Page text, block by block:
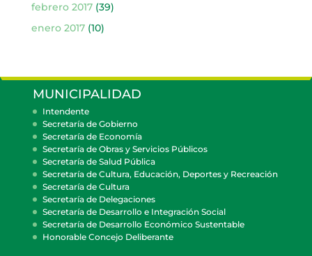
febrero 2017(39)
enero 2017(10)
MUNICIPALIDAD
Intendente
Secretaría de Gobierno
Secretaría de Economía
Secretaría de Obras y Servicios Públicos
Secretaría de Salud Pública
Secretaría de Cultura, Educación, Deportes y Recreación
Secretaría de Cultura
Secretaría de Delegaciones
Secretaría de Desarrollo e Integración Social
Secretaría de Desarrollo Económico Sustentable
Honorable Concejo Deliberante